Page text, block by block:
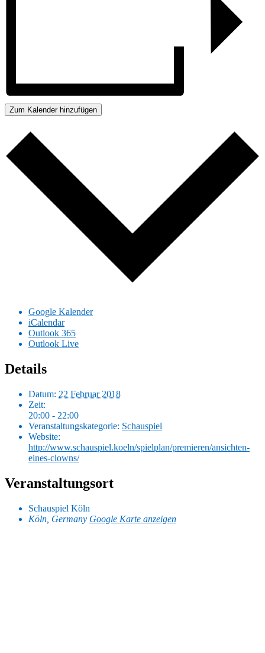
Zum Kalender hinzufügen
Google Kalender
iCalendar
Outlook 365
Outlook Live
Details
Datum: 22 Februar 2018
Zeit:
20:00 - 22:00
Veranstaltungskategorie: Schauspiel
Website:
http://www.schauspiel.koeln/spielplan/premieren/ansichten-
eines-clowns/
Veranstaltungsort
Schauspiel Köln
Köln Germany Google Karte anzeigen